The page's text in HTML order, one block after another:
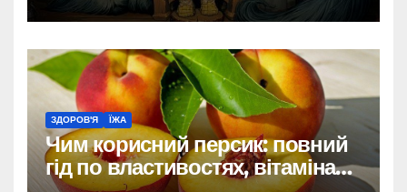
ЗДОРОВ'Я ЇЖА
Чим корисний персик: повний
гід по властивостях, вітамінах і